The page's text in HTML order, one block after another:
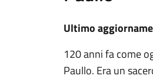
Ultimo
120 anni fa come
Paullo. Era un